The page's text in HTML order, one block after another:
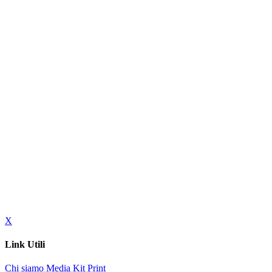
X
Link Utili
Chi siamo Media Kit Print